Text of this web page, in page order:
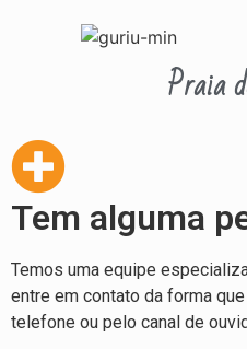
Praia
Tem alguma
Temos uma equipe
entre em contato da forma
telefone ou pelo canal de